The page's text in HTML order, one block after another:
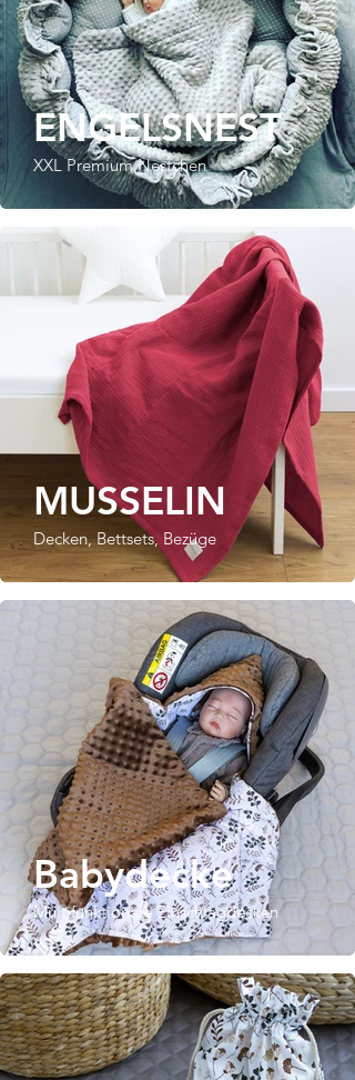
ENGELSNEST
XXL Premium Nestchen
MUSSELIN
Decken, Bettsets, Bezüge
Babydecke
Multifunktionale Einschlagdecken